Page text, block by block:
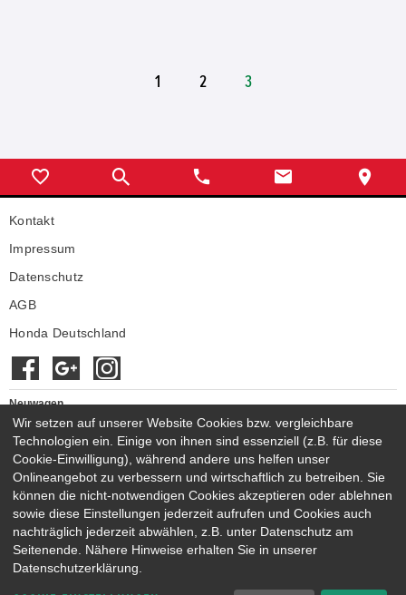
1 2 3
Kontakt
Impressum
Datenschutz
AGB
Honda Deutschland
Neuwagen
Honda Neuwagen
Gebrauchtwagen
Honda Gebrauchtwagen
Honda Vorführwagen
Gesamtbestand
NEUWAGENMODELLE
HONDA JAZZ E:HEV
HONDA CIVIC E:HEV
Wir setzen auf unserer Website Cookies bzw. vergleichbare
Technologien ein. Einige von ihnen sind essenziell (z.B. für diese
Cookie-Einwilligung), während andere uns helfen unser
Onlineangebot zu verbessern und wirtschaftlich zu betreiben. Sie
können die nicht-notwendigen Cookies akzeptieren oder ablehnen
sowie diese Einstellungen jederzeit aufrufen und Cookies auch
nachträglich jederzeit abwählen, z.B. unter Datenschutz am
Seitenende. Nähere Hinweise erhalten Sie in unserer
Datenschutzerklärung.